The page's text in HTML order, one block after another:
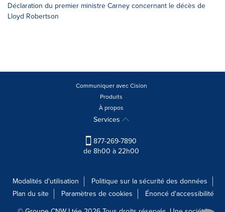
Déclaration du premier ministre Carney concernant le décès de
Lloyd Robertson
Communiquer avec Cision
Produits
À propos
Services
877-269-7890
de 8h00 à 22h00
Modalités d'utilisation
Politique sur la sécurité des données
Plan du site
Paramètres de cookies
Énoncé d'accessibilité